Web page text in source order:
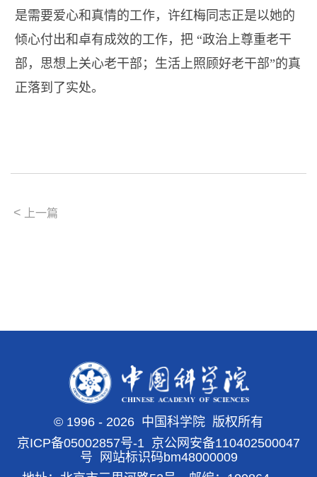
是需要爱心和真情的工作，许红梅同志正是以她的
倾心付出和卓有成效的工作，把 “政治上尊重老干
部，思想上关心老干部；生活上照顾好老干部”的真
正落到了实处。
< 上一篇
© 1996 - 2026 中国科学院 版权所有
京ICP备05002857号-1 京公网安备110402500047
号 网站标识码bm48000009